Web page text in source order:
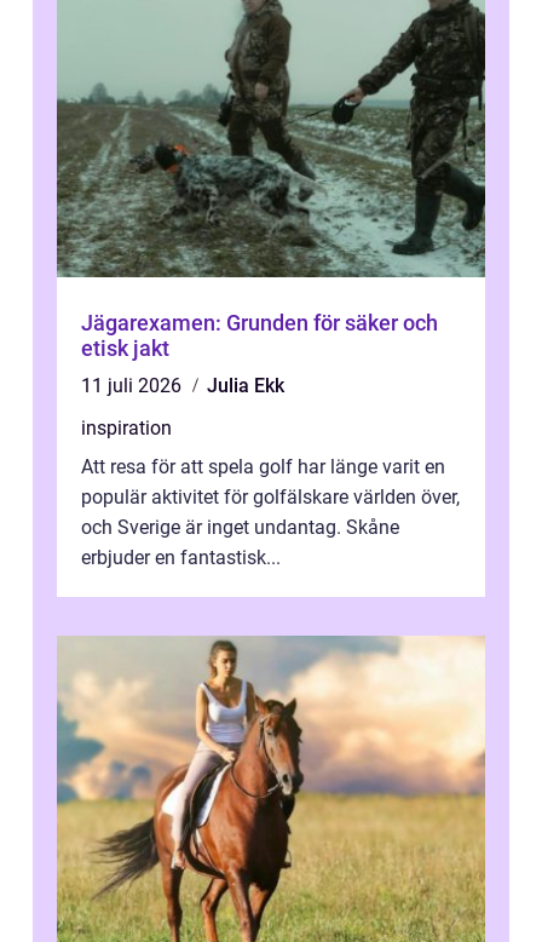
Jägarexamen: Grunden för säker och
etisk jakt
11 juli 2026
Julia Ekk
inspiration
Att resa för att spela golf har länge varit en
populär aktivitet för golfälskare världen över,
och Sverige är inget undantag. Skåne
erbjuder en fantastisk...